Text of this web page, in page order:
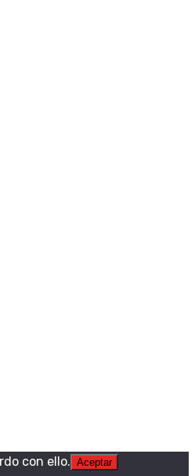
con ello. Aceptar